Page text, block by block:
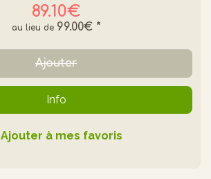
89.10€
99.00€ *
Ajouter
Info
Ajouter à mes favoris